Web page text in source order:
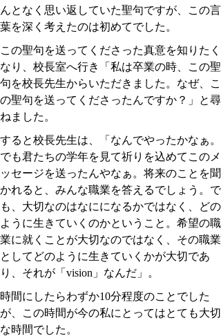
んとなく思い返していた聖句ですが、この言
葉を深く考えたのは初めてでした。
この聖句を送ってくださった真意を知りたく
なり、校長室へ行き「私は卒業の時、この聖
句を校長先生からいただきました。なぜ、こ
の聖句を送ってくださったんですか？」と尋
ねました。
すると校長先生は、「なんでやったかなぁ。
でも君たちの学年を見て祈りを込めてこのメ
ッセージを送ったんやなぁ。将来のことを聞
かれると、みんな職業を答えるでしょう。で
も、大切なのはなにになるかではなく、どの
ように生きていくのかということ。希望の職
業に就くことが大切なのではなく、その職業
としてどのように生きていくかが大切であ
り、それが「vision」なんだ」。
時間にしたらわずか10分程度のことでした
が、この時間が今の私にとってはとても大切
な時間でした。